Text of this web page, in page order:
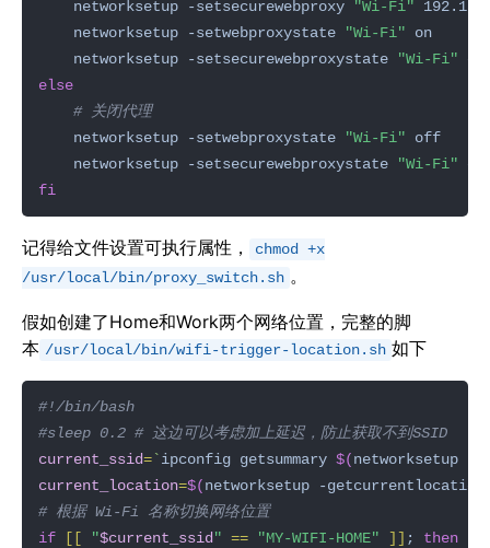
    networksetup -setsecurewebproxy
"Wi-Fi"
    networksetup -setwebproxystate
"Wi-Fi"
    networksetup -setsecurewebproxystate
"Wi-Fi"
else
# 关闭代理
    networksetup -setwebproxystate
"Wi-Fi"
    networksetup -setsecurewebproxystate
"Wi-Fi"
fi
记得给文件设置可执行属性，
chmod +x
/usr/local/bin/proxy_switch.sh 。
假如创建了Home和Work两个网络位置，完整的脚
本 /usr/local/bin/wifi-trigger-location.sh 如下
#sleep 0.2 # 这边可以考虑加上延迟，防止获取不到SSID
current_ssid=`ipconfig getsummary $(networksetup
current_location=$(networksetup -getcurrentlocation
# 根据 Wi-Fi 名称切换网络位置
if
[[ "$current_ssid " == "MY-WIFI-HOME" ]] ; then